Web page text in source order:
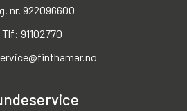
nr. 922096600
Tlf: 91102770